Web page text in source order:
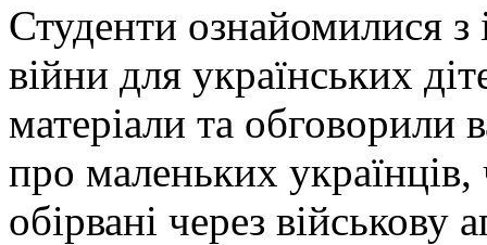
Студенти ознайомилися
війни для українських
матеріали та обговорили
про маленьких
обірвані через військову